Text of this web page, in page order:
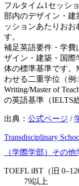
フルタイム1セッシ
部内のデザイン・建
ッションあたりおお
す。
補足英語要件・学費
ザイン・建築・国際
体の標準基準です。
わせる二重学位（例
Writing/Master of
の英語基準（IELTS
出典： 公式ページ /
Transdisciplinary
（学際学部） その他
TOEFL iBT（旧
79以上